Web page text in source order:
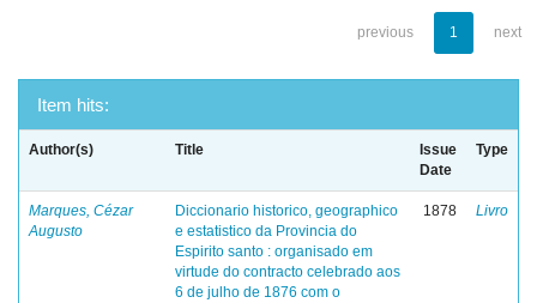
previous 1 next
Item hits:
Author(s) Title
Issue
Date
Type
Marques, Cézar
Augusto
Diccionario historico, geographico
e estatistico da Provincia do
Espirito santo : organisado em
virtude do contracto celebrado aos
6 de julho de 1876 com o
1878 Livro